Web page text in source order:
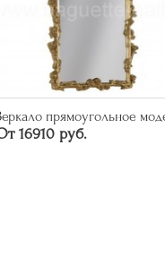
арт. 315.84.043
руб.